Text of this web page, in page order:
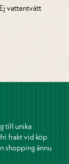
vattentvätt
till unika
frakt vid köp
shopping ännu